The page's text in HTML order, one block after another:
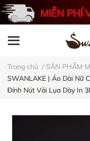
MIỄN PHÍ
Trang chủ / SẢN PHẨM
SWANLAKE | Áo Dài Nữ
Đính Nút Vải Lụa Dày In